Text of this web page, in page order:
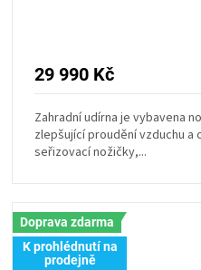
DÁRKOVÉ
POUKAZY
ZNAČKY
MĚNA
(CZK)
je
z
5
hvězdiček.
29 990 Kč
Zahradní udírna je vybavena
zlepšující proudění vzduchu a
seřizovací nožičky,...
Doprava zdarma
K prohlédnutí na
prodejně